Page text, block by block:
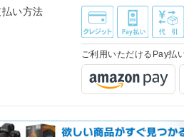
い方法
ご利用いただけるPay払